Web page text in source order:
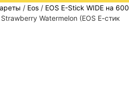
/ Eos / EOS E-Stick WIDE на 600
Watermelon (EOS Е-стик